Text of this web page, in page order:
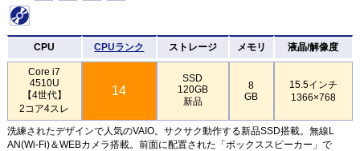
CPU CPUランク ストレージ メモリ 液晶/解像度
Core i7
4510U
【4世代】
2コア4スレ
14
SSD
120GB
新品
8
GB
15.5インチ
1366×768
洗練されたデザインで人気のVAIO。サクサク動作する新品SSD搭載。無線L
AN(Wi-Fi)＆WEBカメラ搭載。前面に配置された「ボックススピーカー」で